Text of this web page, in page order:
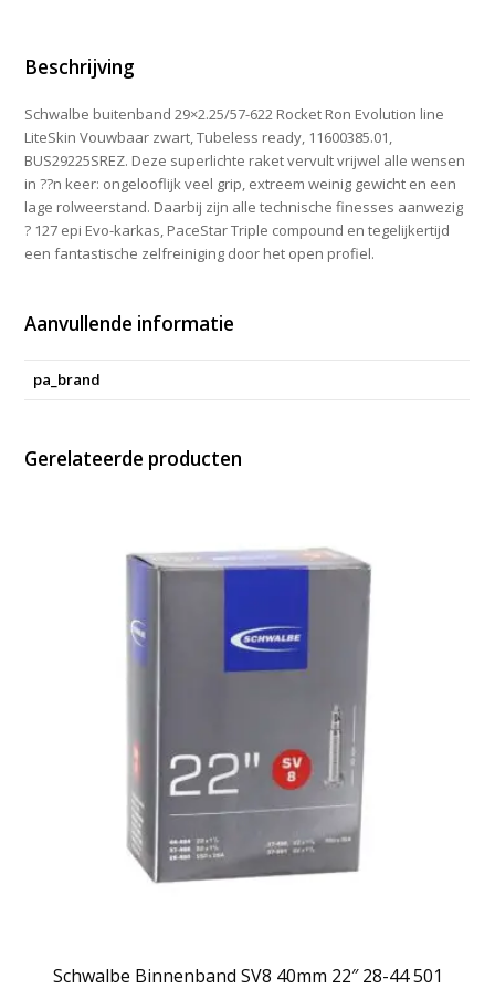
aantal
Beschrijving
Schwalbe buitenband 29×2.25/57-622 Rocket Ron Evolution line
LiteSkin Vouwbaar zwart, Tubeless ready, 11600385.01,
BUS29225SREZ. Deze superlichte raket vervult vrijwel alle wensen
in ??n keer: ongelooflijk veel grip, extreem weinig gewicht en een
lage rolweerstand. Daarbij zijn alle technische finesses aanwezig
? 127 epi Evo-karkas, PaceStar Triple compound en tegelijkertijd
een fantastische zelfreiniging door het open profiel.
Aanvullende informatie
pa_brand
Gerelateerde producten
Schwalbe Binnenband SV8 40mm 22″ 28-44 501